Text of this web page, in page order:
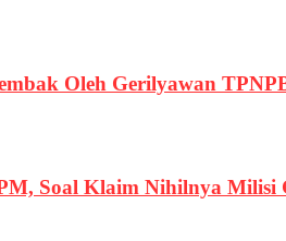
Oleh Gerilyawan
Soal Klaim Nihilnya Milisi